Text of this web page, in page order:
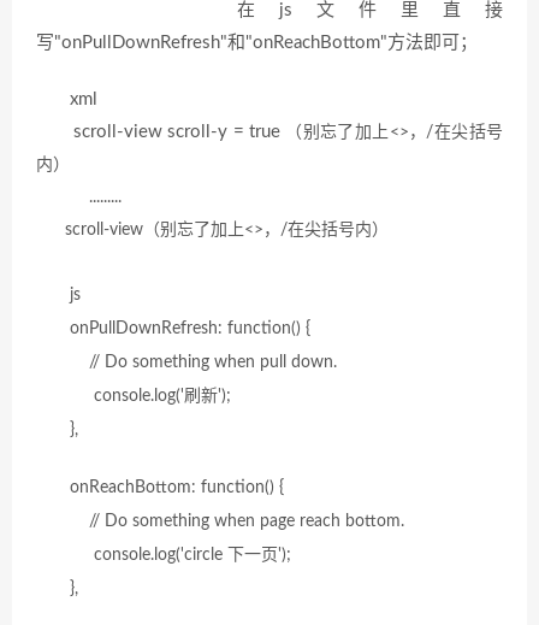
在js文件里直接
写"onPullDownRefresh"和"onReachBottom"方法即可；
xml
scroll-view scroll-y = true
（别忘了加上<>， /在尖括号
内 ）
.........
scroll-view（别忘了加上<>，/在尖括号内）
js
onPullDownRefresh: function() {
// Do something when pull down.
console.log('刷新');
},
onReachBottom: function() {
// Do something when page reach bottom.
console.log('circle 下一页');
},